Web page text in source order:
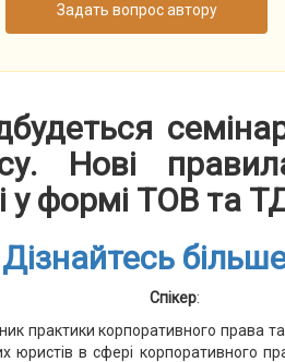
Задать вопрос автору
Нові
у формі ТОВ та
Дізнайтесь
Спікер:
практики корпоративного
в сфері корпоративного